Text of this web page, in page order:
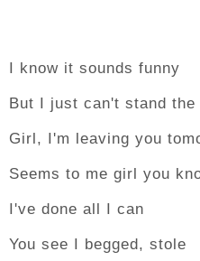
I know it sounds funny
But I just can't stand the
Girl, I'm leaving you
Seems to me girl you
I've done all I can
You see I begged, stole